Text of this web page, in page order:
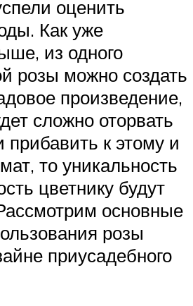
оценить
Как уже
из одного
розы можно создать
произведение,
сложно оторвать
прибавить к этому и
то уникальность
цветнику будут
основные
розы
приусадебного